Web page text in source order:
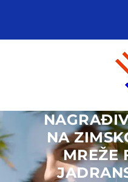
NA
MREŽE